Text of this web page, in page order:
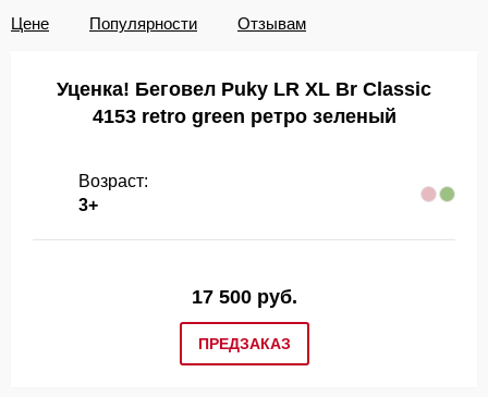
Цене
Популярности Отзывам
Уценка! Беговел Puky LR XL Br Classic
4153 retro green ретро зеленый
Возраст:
3+
ПРЕДЗАКАЗ
17 500 руб.